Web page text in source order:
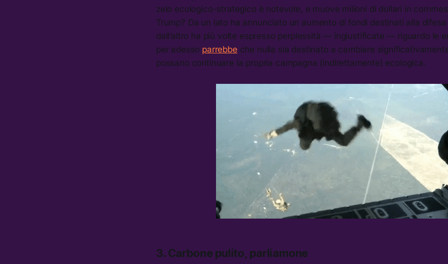
zelo ecologico-strategico è notevole, e muove milioni di dollari in
Trump? Da un lato ha annunciato un aumento di fondi destinati alla
dall’altro ha più volte espresso perplessità — ingiustificate — riguardo le
per adesso parrebbe che nulla sia destinato a cambiare
possano continuare la propria campagna (indirettamente) ecologica.
3. Carbone pulito, parliamone